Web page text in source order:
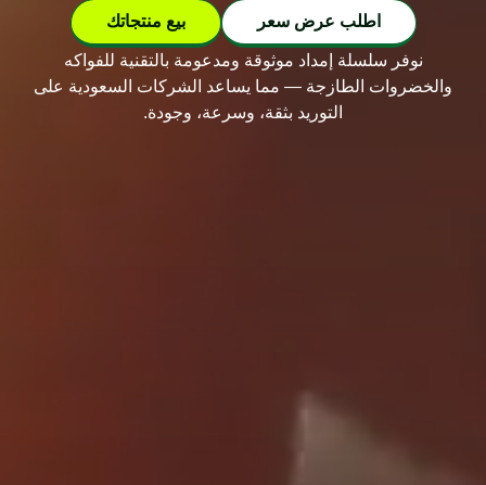
اطلب عرض سعر بيع منتجاتك
نوفر سلسلة إمداد موثوقة ومدعومة بالتقنية للفواكه
والخضروات الطازجة — مما يساعد الشركات السعودية على
التوريد بثقة، وسرعة، وجودة.